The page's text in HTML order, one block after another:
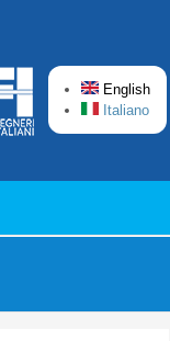
English
Italiano